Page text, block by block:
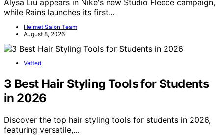
Alysa Liu appears in Nike's new Studio Fleece campaign,
while Rains launches its first…
Helmet Salon Team
August 8, 2026
Vetted
3 Best Hair Styling Tools for Students
in 2026
Discover the top hair styling tools for students in 2026,
featuring versatile,…